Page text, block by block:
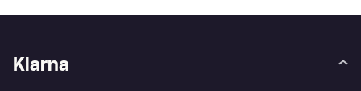
Klarna